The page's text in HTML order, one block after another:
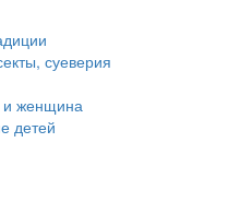
суеверия
и женщина
детей